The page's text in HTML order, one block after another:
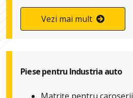
Vezi mai mult
Piese pentru Industria auto
Matrițe pentru caroserii